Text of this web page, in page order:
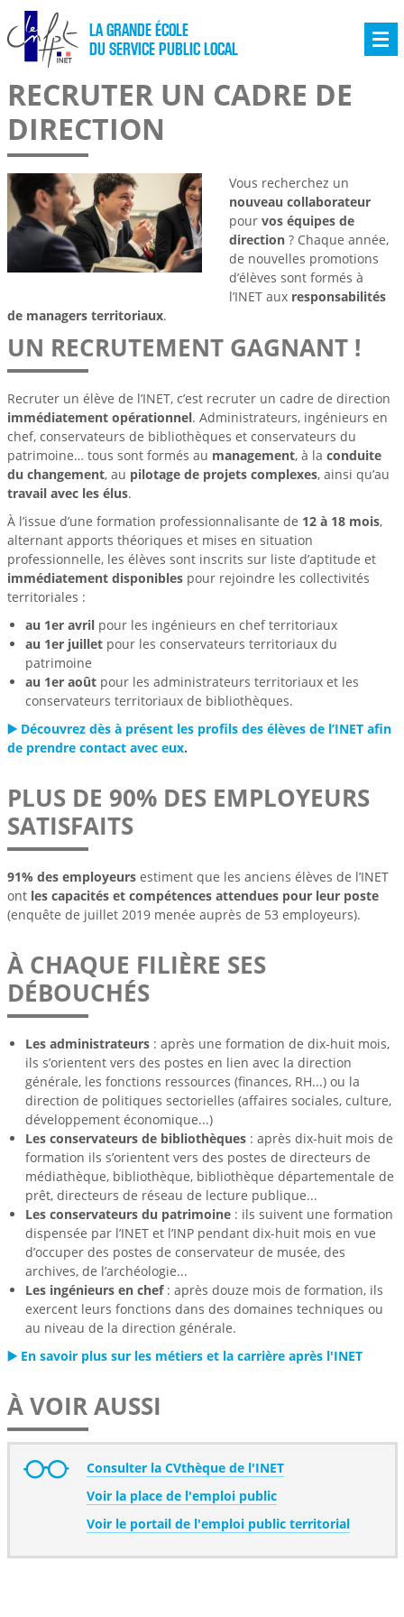
LA GRANDE ÉCOLE
DU SERVICE PUBLIC LOCAL
RECRUTER UN CADRE DE
DIRECTION
Vous recherchez un
nouveau collaborateur
pour vos équipes de
direction ? Chaque année,
de nouvelles promotions
d’élèves sont formés à
l’INET aux responsabilités
de managers territoriaux.
UN RECRUTEMENT GAGNANT !
Recruter un élève de l’INET, c’est recruter un cadre de direction
immédiatement opérationnel. Administrateurs, ingénieurs en
chef, conservateurs de bibliothèques et conservateurs du
patrimoine… tous sont formés au management, à la conduite
du changement, au pilotage de projets complexes, ainsi qu’au
travail avec les élus.
À l’issue d’une formation professionnalisante de 12 à 18 mois,
alternant apports théoriques et mises en situation
professionnelle, les élèves sont inscrits sur liste d’aptitude et
immédiatement disponiblespour rejoindre les collectivités
territoriales :
au 1er avril pour les ingénieurs en chef territoriaux
au 1er juilletpour les conservateurs territoriaux du
patrimoine
au 1er août pour les administrateurs territoriaux et les
conservateurs territoriaux de bibliothèques.
▶️ Découvrez dès à présent les profils des élèves de l’INET afin
de prendre contact avec eux.
PLUS DE 90% DES EMPLOYEURS
SATISFAITS
91% des employeursestiment que les anciens élèves de l’INET
ont les capacités et compétences attendues pour leur poste
(enquête de juillet 2019 menée auprès de 53 employeurs).
À CHAQUE FILIÈRE SES
DÉBOUCHÉS
Les administrateurs : après une formation de dix-huit mois,
ils s’orientent vers des postes en lien avec la direction
générale, les fonctions ressources (finances, RH...) ou la
direction de politiques sectorielles (affaires sociales, culture,
développement économique...)
Les conservateurs de bibliothèques: après dix-huit mois de
formation ils s’orientent vers des postes de directeurs de
médiathèque, bibliothèque, bibliothèque départementale de
prêt, directeurs de réseau de lecture publique...
Les conservateurs du patrimoine: ils suivent une formation
dispensée par l’INET et l’INP pendant dix-huit mois en vue
d’occuper des postes de conservateur de musée, des
archives, de l’archéologie...
Les ingénieurs en chef : après douze mois de formation, ils
exercent leurs fonctions dans des domaines techniques ou
au niveau de la direction générale.
▶️ En savoir plus sur les métiers et la carrière après l'INET
À VOIR AUSSI
Consulter la CVthèque de l'INET
Voir la place de l'emploi public
Voir le portail de l'emploi public territorial